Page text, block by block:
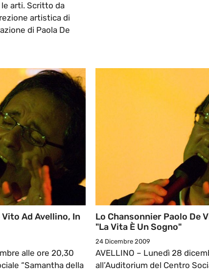
arti. Scritto da
artistica di
di Paola De
Ad Avellino, In
alle ore 20,30
“Samantha della
Lo Chansonnier Paolo De
"La Vita È Un Sogno"
24 Dicembre 2009
AVELLINO – Lunedì 28
all’Auditorium del Centro